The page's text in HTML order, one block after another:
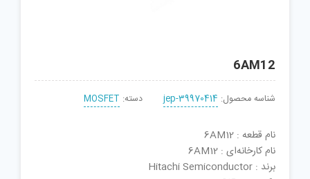
6AM12
شناسه محصول: jep-39970414 دسته: MOSFET
نام قطعه : 6AM12
نام کارخانه‌ای : 6AM12
برند : Hitachi Semiconductor